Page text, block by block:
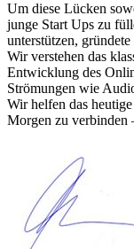
Um diese Lücken
junge Start Ups zu
unterstützen,
Wir verstehen das
Entwicklung des
Strömungen wie
Wir helfen das
Morgen zu verbinden